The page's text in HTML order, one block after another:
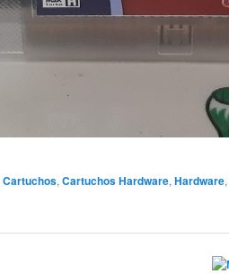
Cartuchos, Cartuchos Hardware, Hardware,